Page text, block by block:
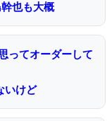
也も大概
ってオーダーして
いけど